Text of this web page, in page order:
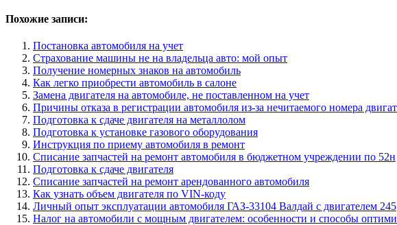
Похожие записи:
Постановка автомобиля на учет
Страхование машины не на владельца авто: мой опыт
Получение номерных знаков на автомобиль
Как легко приобрести автомобиль в салоне
Замена двигателя на автомобиле, не поставленном на учет
Причины отказа в регистрации автомобиля из-за нечитаемого номера
Подготовка к сдаче двигателя на металлолом
Подготовка к установке газового оборудования
Инструкция по приему автомобиля в ремонт
Списание запчастей на ремонт автомобиля в бюджетном учреждении по 52н
Подготовка к сдаче двигателя
Списание запчастей на ремонт арендованного автомобиля
Как узнать объем двигателя по VIN-коду
Личный опыт эксплуатации автомобиля ГАЗ-33104 Валдай с двигателем 245
Налог на автомобили с мощным двигателем: особенности и способы